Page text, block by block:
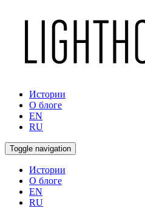
Истории
О блоге
EN
RU
Toggle navigation
Истории
О блоге
EN
RU